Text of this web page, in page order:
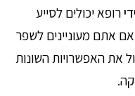
רופא יכולים לסייע
אתם מעוניינים לשפר
את האפשרויות השונות